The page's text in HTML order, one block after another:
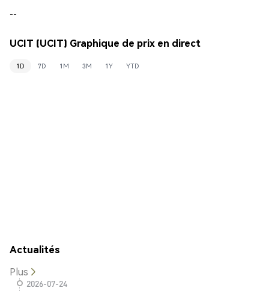
--
UCIT (UCIT) Graphique de prix en direct
1D 7D 1M 3M 1Y YTD
Actualités
Plus
2026-07-24